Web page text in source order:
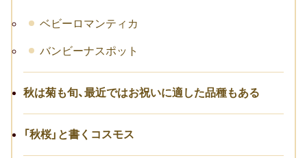
入学祝い
七五三
仕事のお祝い・ギフト
お詫び
ベビーロマンティカ
バンビーナスポット
秋は菊も旬、最近ではお祝いに適した品種もある
「秋桜」と書くコスモス